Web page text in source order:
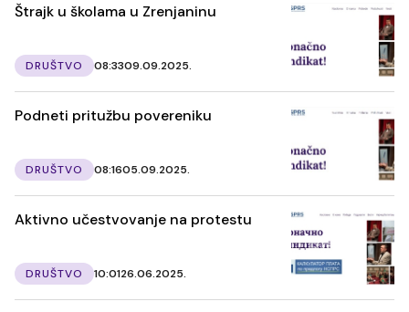
Štrajk u školama u Zrenjaninu
DRUŠTVO 08:3309.09.2025.
Podneti pritužbu povereniku
DRUŠTVO 08:1605.09.2025.
Aktivno učestvovanje na protestu
DRUŠTVO 10:0126.06.2025.